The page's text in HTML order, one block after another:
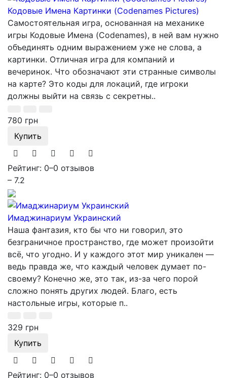
Кодовые Имена Картинки (Codenames Pictures)
Самостоятельная игра, основанная на механике
игры Кодовые Имена (Codenames), в ней вам нужно
объединять одним выражением уже не слова, а
картинки. Отличная игра для компаний и
вечеринок. Что обозначают эти странные символы
на карте? Это коды для локаций, где игроки
должны выйти на связь с секретны..
780 грн
Купить
Рейтинг: 0–0 отзывов
– 7.2
Имаджинариум Украинский
Наша фантазия, кто бы что ни говорил, это
безграничное пространство, где может произойти
всё, что угодно. И у каждого этот мир уникален —
ведь правда же, что каждый человек думает по-
своему? Конечно же, это так, из-за чего порой
сложно понять других людей. Благо, есть
настольные игры, которые п..
329 грн
Купить
Рейтинг: 0–0 отзывов